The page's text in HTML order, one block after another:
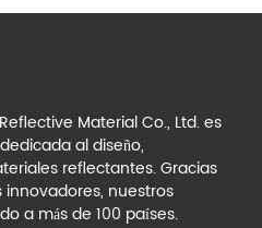
Material Co., Ltd. es
al diseño,
reflectantes. Gracias
nuestros
a más de 100 países.